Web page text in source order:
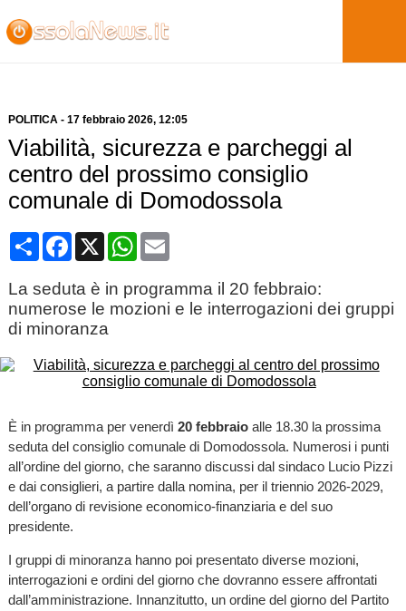
POLITICA- 17 febbraio 2026, 12:05
Viabilità, sicurezza e parcheggi al
centro del prossimo consiglio
comunale di Domodossola
CondividiFacebook
X WhatsApp
Email
La seduta è in programma il 20 febbraio:
numerose le mozioni e le interrogazioni dei gruppi
di minoranza
È in programma per venerdì 20 febbraioalle 18.30 la prossima
seduta del consiglio comunale di Domodossola. Numerosi i punti
all’ordine del giorno, che saranno discussi dal sindaco Lucio Pizzi
e dai consiglieri, a partire dalla nomina, per il triennio 2026-2029,
dell’organo di revisione economico-finanziaria e del suo
presidente.
I gruppi di minoranza hanno poi presentato diverse mozioni,
interrogazioni e ordini del giorno che dovranno essere affrontati
dall’amministrazione. Innanzitutto, un ordine del giorno del Partito